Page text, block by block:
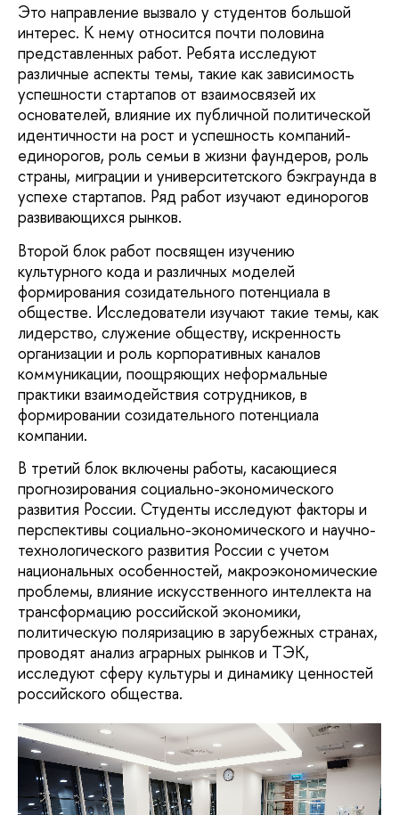
Это направление вызвало у студентов большой
интерес. К нему относится почти половина
представленных работ. Ребята исследуют
различные аспекты темы, такие как зависимость
успешности стартапов от взаимосвязей их
основателей, влияние их публичной политической
идентичности на рост и успешность компаний-
единорогов, роль семьи в жизни фаундеров, роль
страны, миграции и университетского бэкграунда в
успехе стартапов. Ряд работ изучают единорогов
развивающихся рынков.
Второй блок работ посвящен изучению
культурного кода и различных моделей
формирования созидательного потенциала в
обществе. Исследователи изучают такие темы, как
лидерство, служение обществу, искренность
организации и роль корпоративных каналов
коммуникации, поощряющих неформальные
практики взаимодействия сотрудников, в
формировании созидательного потенциала
компании.
В третий блок включены работы, касающиеся
прогнозирования социально-экономического
развития России. Студенты исследуют факторы и
перспективы социально-экономического и научно-
технологического развития России с учетом
национальных особенностей, макроэкономические
проблемы, влияние искусственного интеллекта на
трансформацию российской экономики,
политическую поляризацию в зарубежных странах,
проводят анализ аграрных рынков и ТЭК,
исследуют сферу культуры и динамику ценностей
российского общества.